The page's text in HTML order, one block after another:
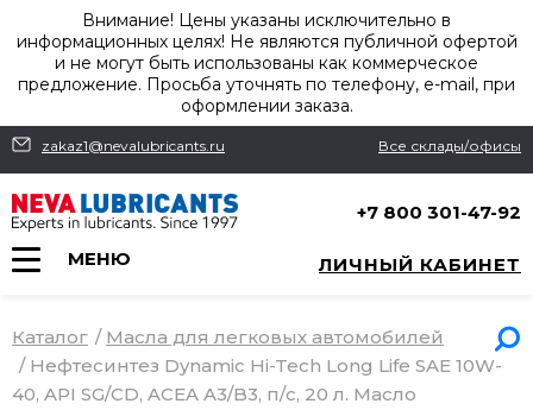
Внимание! Цены указаны исключительно в
информационных целях! Не являются публичной офертой
и не могут быть использованы как коммерческое
предложение. Просьба уточнять по телефону, e-mail, при
оформлении заказа.
zakaz1@nevalubricants.ru Все склады/офисы
+7 800 301-47-92
МЕНЮ ЛИЧНЫЙ КАБИНЕТ
Каталог / Масла для легковых автомобилей
/ Нефтесинтез Dynamic Hi-Tech Long Life SAE 10W-
40, API SG/CD, ACEA A3/B3, п/с, 20 л. Масло